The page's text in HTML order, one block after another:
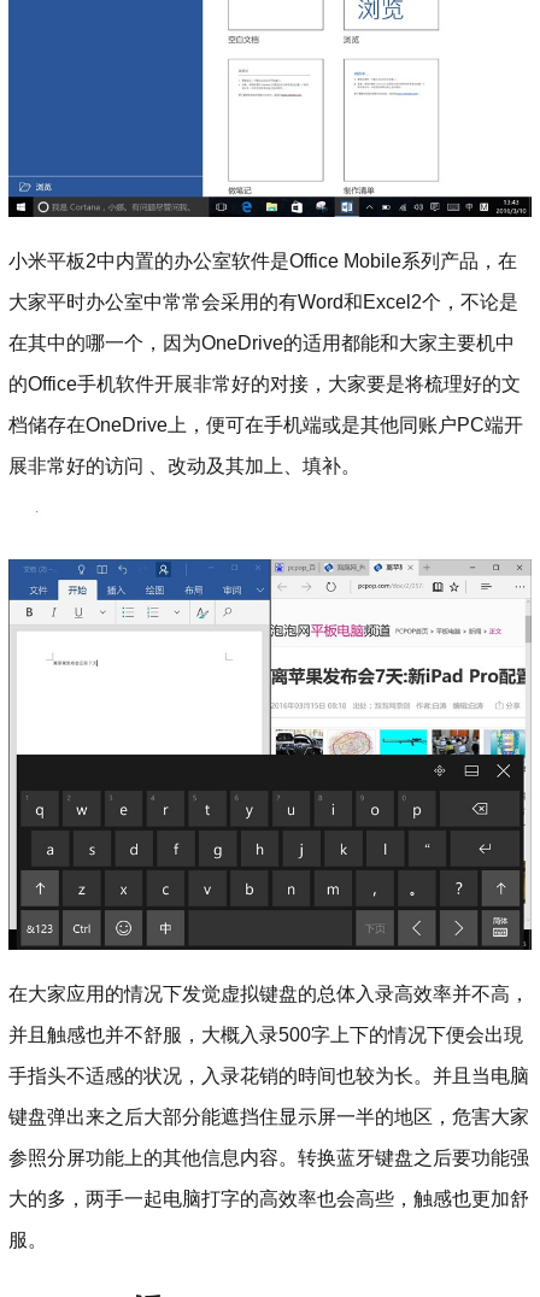
小米平板2中内置的办公室软件是Office Mobile系列产品，在
大家平时办公室中常常会采用的有Word和Excel2个，不论是
在其中的哪一个，因为OneDrive的适用都能和大家主要机中
的Office手机软件开展非常好的对接，大家要是将梳理好的文
档储存在OneDrive上，便可在手机端或是其他同账户PC端开
展非常好的访问 、改动及其加上、填补。
在大家应用的情况下发觉虚拟键盘的总体入录高效率并不高，
并且触感也并不舒服，大概入录500字上下的情况下便会出現
手指头不适感的状况，入录花销的時间也较为长。并且当电脑
键盘弹出来之后大部分能遮挡住显示屏一半的地区，危害大家
参照分屏功能上的其他信息内容。转换蓝牙键盘之后要功能强
大的多，两手一起电脑打字的高效率也会高些，触感也更加舒
服。